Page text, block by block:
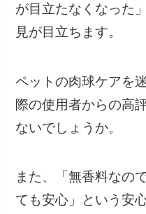
が目立たなくなった
見が目立ちます。
ペットの肉球ケアを
際の使用者からの高
ないでしょうか。
また、「無香料なの
ても安心」という安